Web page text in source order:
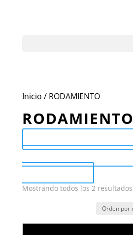
Inicio / RODAMIENTO
RODAMIENTO
Mostrando todos los 2 resultados